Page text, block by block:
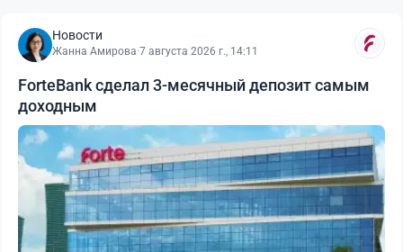
Новости
Жанна Амирова·7 августа 2026 г., 14:11
ForteBank сделал 3-месячный депозит самым
доходным